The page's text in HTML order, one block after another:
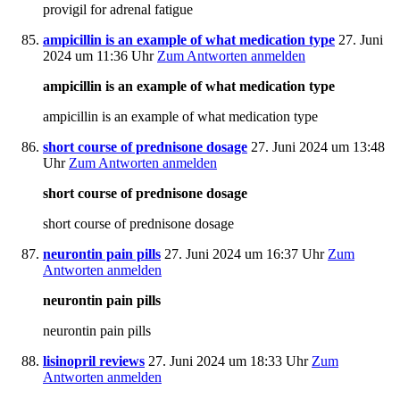
provigil for adrenal fatigue
ampicillin is an example of what medication type 27. Juni
2024 um 11:36 Uhr Zum Antworten anmelden
ampicillin is an example of what medication type
ampicillin is an example of what medication type
short course of prednisone dosage 27. Juni 2024 um 13:48
Uhr Zum Antworten anmelden
short course of prednisone dosage
short course of prednisone dosage
neurontin pain pills 27. Juni 2024 um 16:37 Uhr Zum
Antworten anmelden
neurontin pain pills
neurontin pain pills
lisinopril reviews 27. Juni 2024 um 18:33 Uhr Zum
Antworten anmelden